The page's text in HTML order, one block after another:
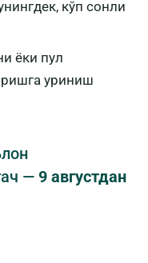
кўп сонли
ёки пул
уриниш
— 9 августдан